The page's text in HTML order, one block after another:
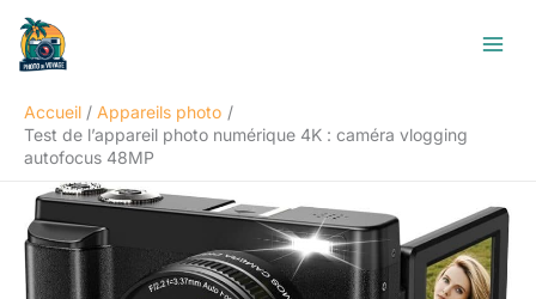
Aller
contenu
Accueil
Appareils photo
Test de l’appareil photo numérique 4K : caméra vlogging
autofocus 48MP
R
e
h
h
e